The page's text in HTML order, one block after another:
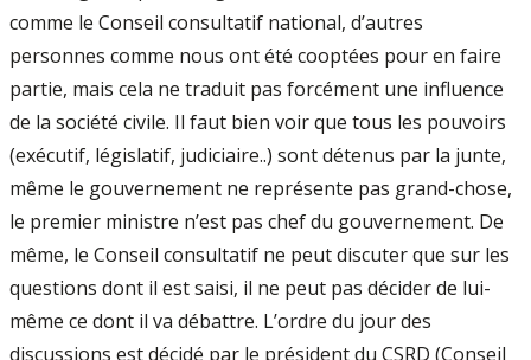
comme le Conseil consultatif national, d’autres
personnes comme nous ont été cooptées pour en faire
partie, mais cela ne traduit pas forcément une influence
de la société civile. Il faut bien voir que tous les pouvoirs
(exécutif, législatif, judiciaire..) sont détenus par la junte,
même le gouvernement ne représente pas grand-chose,
le premier ministre n’est pas chef du gouvernement. De
même, le Conseil consultatif ne peut discuter que sur les
questions dont il est saisi, il ne peut pas décider de lui-
même ce dont il va débattre. L’ordre du jour des
discussions est décidé par le président du CSRD (Conseil